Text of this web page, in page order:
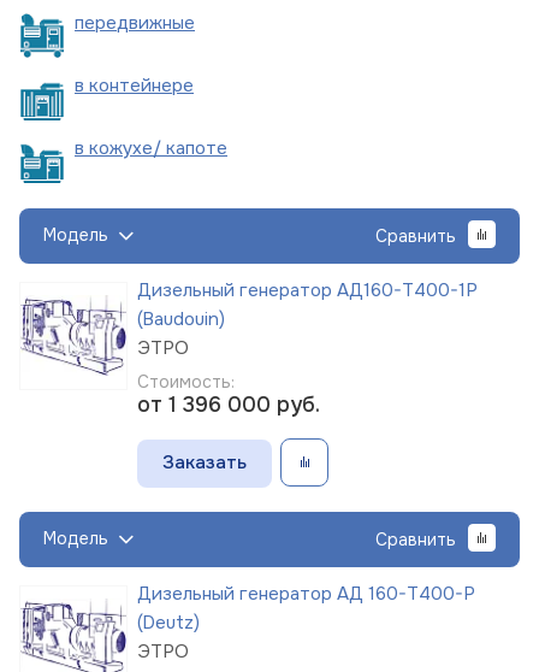
передвижные
в контейнере
в кожухе/ капоте
Модель Сравнить
Дизельный генератор АД160-Т400-1Р
(Baudouin)
ЭТРО
Стоимость:
от 1 396 000 руб.
Заказать
Модель Сравнить
Дизельный генератор АД 160-Т400-Р
(Deutz)
ЭТРО